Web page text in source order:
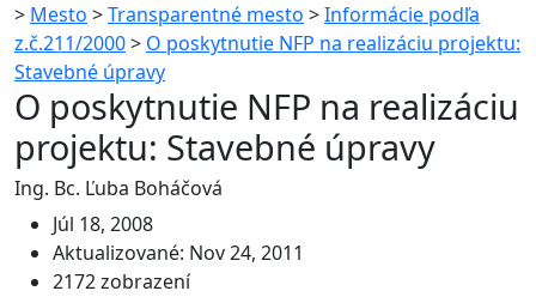
> Mesto >Transparentné mesto >Informácie podľa
z.č.211/2000> O poskytnutie NFP na realizáciu projektu:
Stavebné úpravy
O poskytnutie NFP na realizáciu
projektu: Stavebné úpravy
Ing. Bc. Ľuba Boháčová
Júl 18, 2008
Aktualizované: Nov 24, 2011
2172 zobrazení